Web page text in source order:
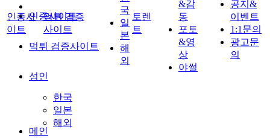
인증사이트
먹튀 검증사이트
성인
한국
일본
해외
인증사
이트
먹튀 검증
사이트
국
일
본
해
외
토렌
트
&감
동
포토
&영
상
야썰
공지&
이벤트
1:1문의
광고문
의
메인